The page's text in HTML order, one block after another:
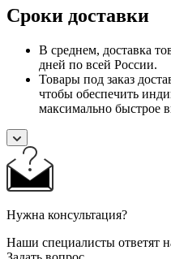
Сроки доставки
В среднем, доставка
дней по всей России.
Товары под заказ
чтобы обеспечить
максимально быстрое
Нужна консультация?
Наши специалисты ответят